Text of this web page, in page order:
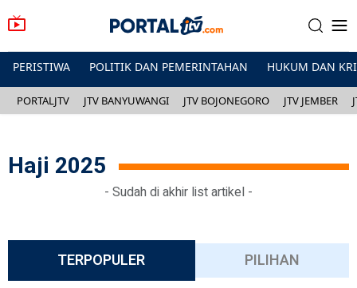
PERISTIWA POLITIK DAN PEMERINTAHAN HUKUM DAN
PORTALJTV JTV BANYUWANGI JTV BOJONEGORO JTV JEMBER
Haji 2025
- Sudah di akhir list artikel -
TERPOPULER PILIHAN